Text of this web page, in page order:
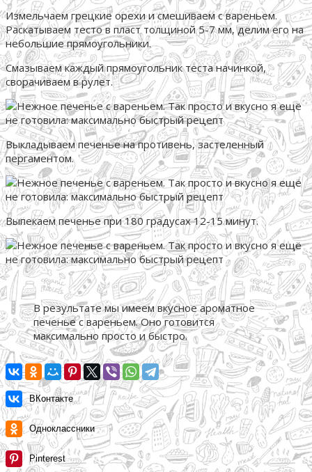
Измельчаем грецкие орехи и смешиваем с вареньем.
Раскатываем тесто в пласт толщиной 5-7 мм, делим его на
небольшие прямоугольники.
Смазываем каждый прямоугольник теста начинкой,
сворачиваем в рулет.
Выкладываем печенье на противень, застеленный
пергаментом.
Выпекаем печенье при 180 градусах 12-15 минут.
В результате мы имеем вкусное ароматное
печенье с вареньем. Оно готовится
максимально просто и быстро.
ВКонтакте
Одноклассники
Pinterest